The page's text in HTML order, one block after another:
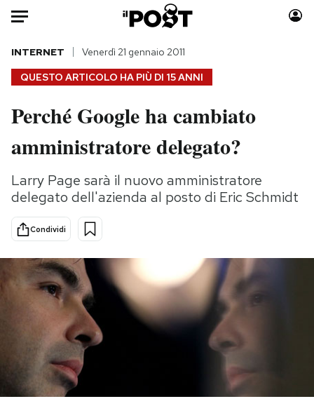
Auto
HOME
Italia
Politica
Tecnologia
Internet
Scienza
Cultura
Economia
Sport
Moda
Consumismi
Storie/Idee
Ok Boomer!
Altrecose
Mondiali calcio 2026
PODCAST
NEWSLETTER
QUESTO ARTICOLO HA PIÙ DI 15 ANNI
INTERNET Venerdì 21 gennaio 2011
Perché Google ha cambiato
amministratore delegato?
Larry Page sarà il nuovo amministratore
delegato dell'azienda al posto di Eric Schmidt
Condividi